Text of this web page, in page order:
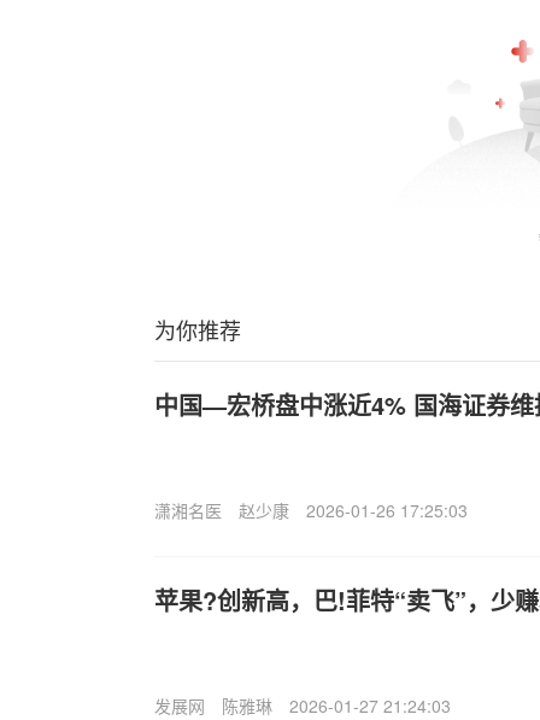
为你推荐
中国—宏桥盘中涨近4% 国海证券
潇湘名医 赵少康 2026-01-26 17:25:03
苹果?创新高，巴!菲特“卖飞”，少
发展网 陈雅琳 2026-01-27 21:24:03